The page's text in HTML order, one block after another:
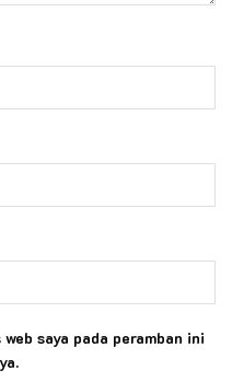
saya pada peramban ini